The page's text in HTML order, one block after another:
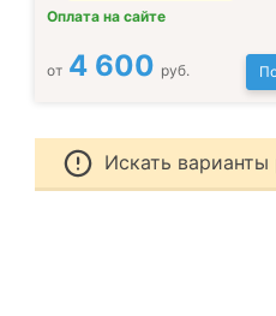
Оплата на сайте
от 4 600 руб.
Искать